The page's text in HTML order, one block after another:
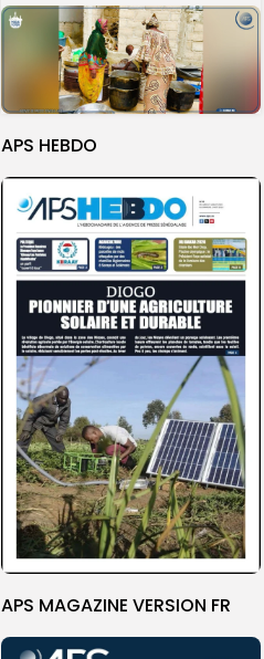
APS HEBDO
APS MAGAZINE VERSION FR